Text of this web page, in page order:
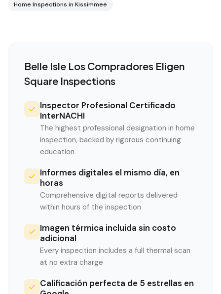
Home Inspections in Kissimmee
Belle Isle Los Compradores Eligen
Square Inspections
Inspector Profesional Certificado
InterNACHI
The highest professional designation in home
inspection, backed by rigorous continuing
education
Informes digitales el mismo día, en
horas
Comprehensive digital reports delivered
within hours of the inspection
Imagen térmica incluida sin costo
adicional
Every inspection includes a full thermal scan
at no extra charge
Calificación perfecta de 5 estrellas en